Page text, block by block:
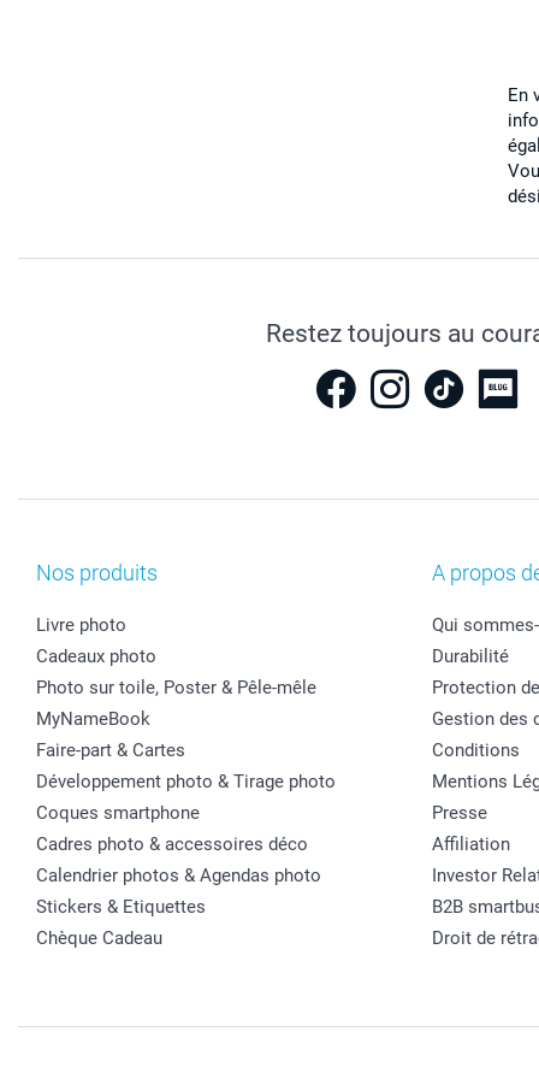
En
Restez toujours au
Nos produits
Livre photo
Cadeaux photo
Photo sur toile, Poster & Pêle-mêle
MyNameBook
Faire-part & Cartes
Développement photo & Tirage photo
Coques smartphone
Cadres photo & accessoires déco
Calendrier photos & Agendas photo
Stickers & Etiquettes
Chèque Cadeau
A propos
Qui
Durabilité
Protection
Gestion des
Conditions
Mentions
Presse
Affiliation
Investor
B2B
Droit de